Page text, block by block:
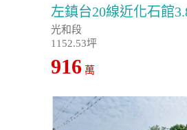
左鎮台20線近化石館
光和段
1152.53坪
916 萬